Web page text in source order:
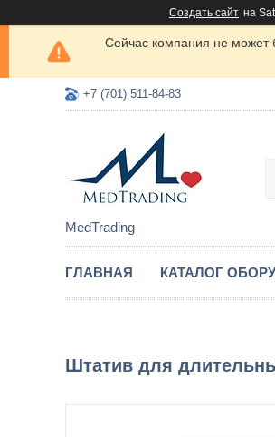
Создать сайт на
Сейчас компания не может
+7 (701) 511-84-83
MedTrading
ГЛАВНАЯ КАТАЛОГ
Штатив для